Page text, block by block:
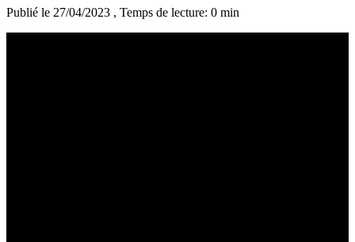
Publié le 27/04/2023 , Temps de lecture: 0 min